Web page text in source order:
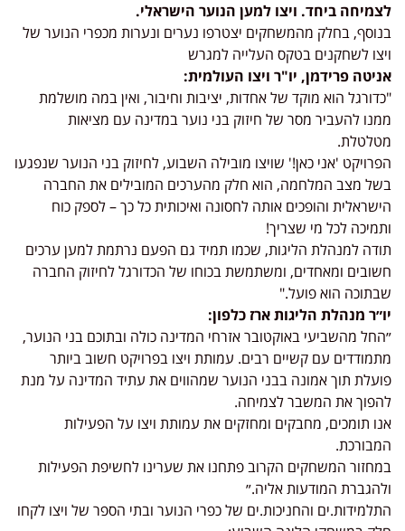
לצמיחה ביחד. ויצו למען הנוער הישראלי.
בנוסף, בחלק מהמשחקים יצטרפו נערים ונערות מכפרי הנוער של
ויצו לשחקנים בטקס העלייה למגרש
אניטה פרידמן, יו"ר ויצו העולמית:
"כדורגל הוא מוקד של אחדות, יציבות וחיבור, ואין במה מושלמת
ממנו להעביר מסר של חיזוק בני נוער במדינה עם מציאות
מטלטלת.
הפרויקט 'אני כאן!' שויצו מובילה השבוע, לחיזוק בני הנוער שנפגעו
בשל מצב המלחמה, הוא חלק מהערכים המובילים את החברה
הישראלית והופכים אותה לחסונה ואיכותית כל כך – לספק כוח
ותמיכה לכל מי שצריך!
תודה למנהלת הליגות, שכמו תמיד גם הפעם נרתמת למען ערכים
חשובים ומאחדים, ומשתמשת בכוחו של הכדורגל לחיזוק החברה
שבתוכה הוא פועל."
יו״ר מנהלת הליגות ארז כלפון:
״החל מהשביעי באוקטובר אזרחי המדינה כולה ובתוכם בני הנוער,
מתמודדים עם קשיים רבים. עמותת ויצו בפרויקט חשוב ביותר
פועלת תוך אמונה בבני הנוער שמהווים את עתיד המדינה על מנת
להפוך את המשבר לצמיחה.
אנו תומכים, מחבקים ומחזקים את עמותת ויצו על הפעילות
המבורכת.
במחזור המשחקים הקרוב פתחנו את שערינו לחשיפת הפעילות
ולהגברת המודעות אליה.״
התלמידות.ים והחניכות.ים של כפרי הנוער ובתי הספר של ויצו לקחו